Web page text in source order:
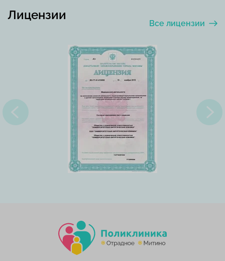
Лицензии
Все лицензии